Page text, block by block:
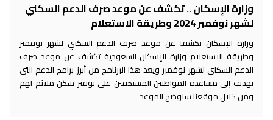
وزارة الإسكان .. تكشف عن موعد صرف الدعم السكني
لشهر نوفمبر 2024 وطريقة الاستعلام
وزارة الإسكان تكشف عن موعد صرف الدعم السكني لشهر نوفمبر
وطريقة الاستعلام وزارة الإسكان السعودية تكشف عن موعد صرف
الدعم السكني لشهر نوفمبر ويعد هذا البرنامج من أبرز برامج الدعم التي
تهدف إلى مساعدة المواطنين المستحقين على توفير سكن ملائم لهم
ومن خلال موقعنا سنوضح الموعد